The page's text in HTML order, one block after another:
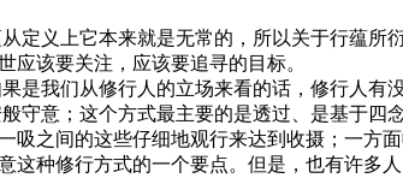
义上它本来就是无常的，所以关于行蕴所
应该要关注，应该要追寻的目标。
我们从修行人的立场来看的话，修行人有没
意；这个方式最主要的是透过、是基于四
之间的这些仔细地观行来达到收摄；一方
这种修行方式的一个要点。但是，也有许多